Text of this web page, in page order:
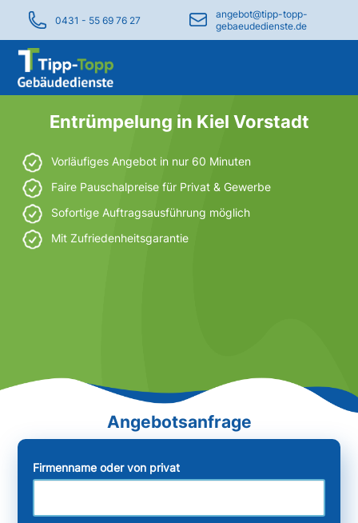
0431 - 55 69 76 27
angebot@tipp-topp-
gebaeudedienste.de
Entrümpelung in Kiel Vorstadt
Vorläufiges Angebot in nur 60 Minuten
Faire Pauschalpreise für Privat & Gewerbe
Sofortige Auftragsausführung möglich
Mit Zufriedenheitsgarantie
Firmenname oder von privat